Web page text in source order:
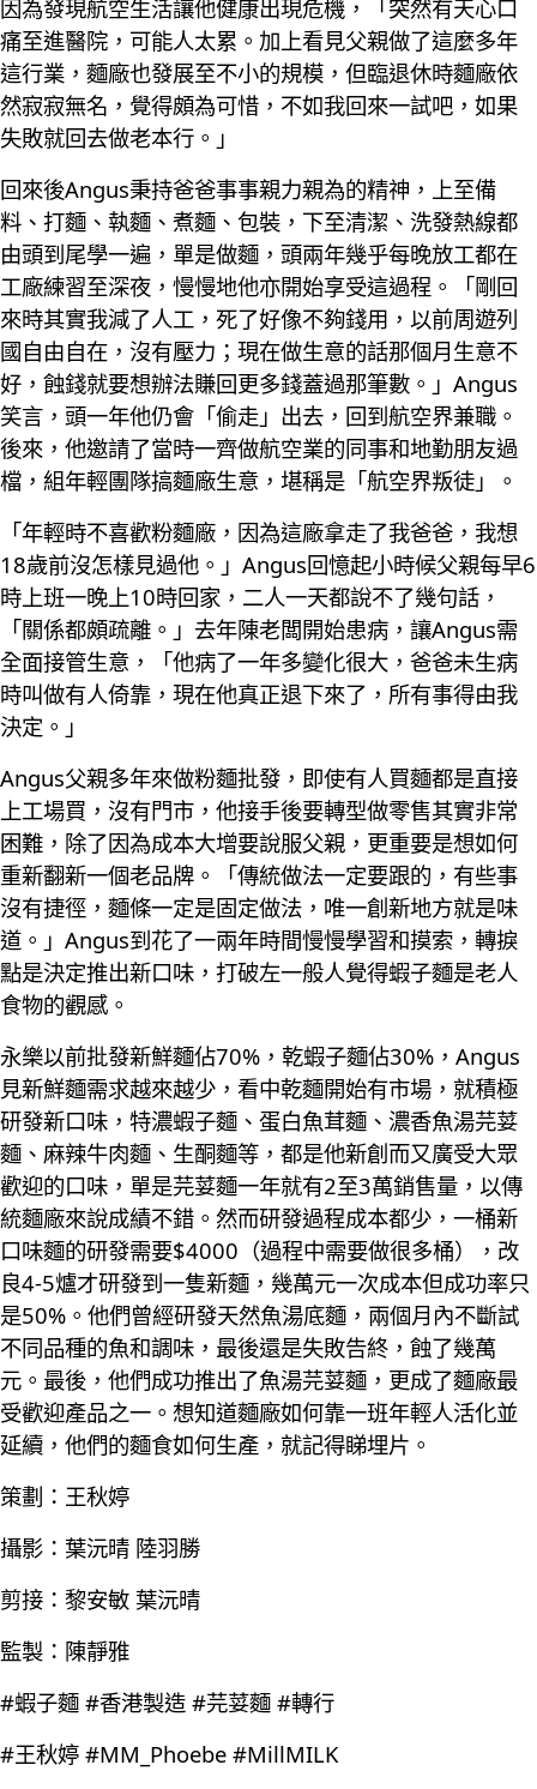
因為發現航空生活讓他健康出現危機，「突然有天心口
痛至進醫院，可能人太累。加上看見父親做了這麼多年
這行業，麵廠也發展至不小的規模，但臨退休時麵廠依
然寂寂無名，覺得頗為可惜，不如我回來一試吧，如果
失敗就回去做老本行。」
回來後Angus秉持爸爸事事親力親為的精神，上至備
料、打麵、執麵、煮麵、包裝，下至清潔、洗發熱線都
由頭到尾學一遍，單是做麵，頭兩年幾乎每晚放工都在
工廠練習至深夜，慢慢地他亦開始享受這過程。「剛回
來時其實我減了人工，死了好像不夠錢用，以前周遊列
國自由自在，沒有壓力；現在做生意的話那個月生意不
好，蝕錢就要想辦法賺回更多錢蓋過那筆數。」Angus
笑言，頭一年他仍會「偷走」出去，回到航空界兼職。
後來，他邀請了當時一齊做航空業的同事和地勤朋友過
檔，組年輕團隊搞麵廠生意，堪稱是「航空界叛徒」。
「年輕時不喜歡粉麵廠，因為這廠拿走了我爸爸，我想
18歲前沒怎樣見過他。」Angus回憶起小時候父親每早6
時上班一晚上10時回家，二人一天都說不了幾句話，
「關係都頗疏離。」去年陳老闆開始患病，讓Angus需
全面接管生意，「他病了一年多變化很大，爸爸未生病
時叫做有人倚靠，現在他真正退下來了，所有事得由我
決定。」
Angus父親多年來做粉麵批發，即使有人買麵都是直接
上工場買，沒有門市，他接手後要轉型做零售其實非常
困難，除了因為成本大增要說服父親，更重要是想如何
重新翻新一個老品牌。「傳統做法一定要跟的，有些事
沒有捷徑，麵條一定是固定做法，唯一創新地方就是味
道。」Angus到花了一兩年時間慢慢學習和摸索，轉捩
點是決定推出新口味，打破左一般人覺得蝦子麵是老人
食物的觀感。
永樂以前批發新鮮麵佔70%，乾蝦子麵佔30%，Angus
見新鮮麵需求越來越少，看中乾麵開始有市場，就積極
研發新口味，特濃蝦子麵、蛋白魚茸麵、濃香魚湯芫荽
麵、麻辣牛肉麵、生酮麵等，都是他新創而又廣受大眾
歡迎的口味，單是芫荽麵一年就有2至3萬銷售量，以傳
統麵廠來說成績不錯。然而研發過程成本都少，一桶新
口味麵的研發需要$4000（過程中需要做很多桶），改
良4-5爐才研發到一隻新麵，幾萬元一次成本但成功率只
是50%。他們曾經研發天然魚湯底麵，兩個月內不斷試
不同品種的魚和調味，最後還是失敗告終，蝕了幾萬
元。最後，他們成功推出了魚湯芫荽麵，更成了麵廠最
受歡迎產品之一。想知道麵廠如何靠一班年輕人活化並
延續，他們的麵食如何生產，就記得睇埋片。
策劃：王秋婷
攝影：葉沅晴 陸羽勝
剪接：黎安敏 葉沅晴
監製：陳靜雅
#蝦子麵 #香港製造 #芫荽麵 #轉行
#王秋婷 #MM_Phoebe #MillMILK